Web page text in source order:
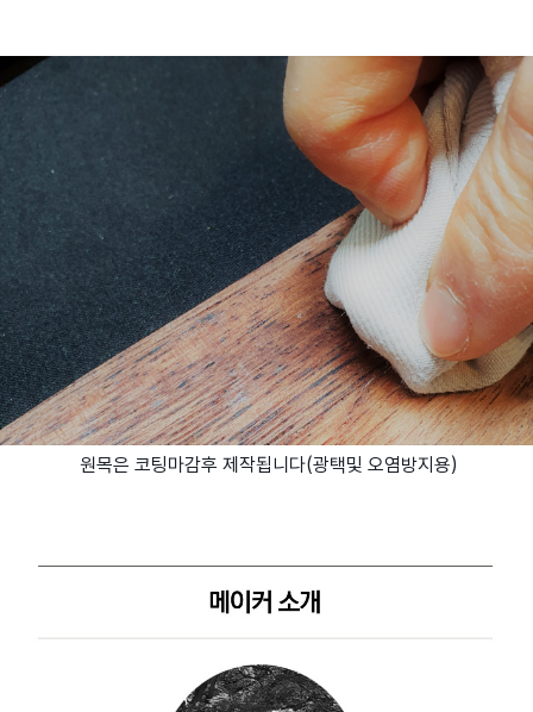
원목은 코팅마감후 제작됩니다(광택및 오염방지용)